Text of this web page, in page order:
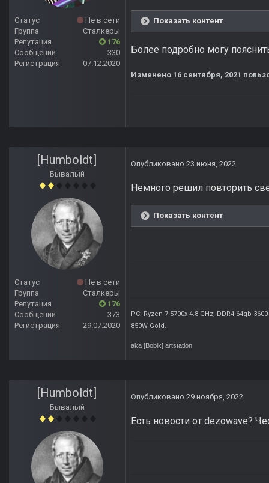
Статус
Не в сети
Группа
Сталкеры
Репутация
176
Сообщений
330
Регистрация
07.12.2020
Показать контент
Более подробно могу
Изменено 16 сентября, 2021
[Humboldt]
Бывалый
Статус
Не в сети
Группа
Сталкеры
Репутация
176
Сообщений
373
Регистрация
29.07.2020
Опубликовано 23 июня, 2022
Немного решил повторить
Показать контент
PC: Ryzen 7 5700x 4.8 GHz; DDR4 64gb
850W Gold .
aka [Bobik] artstation
[Humboldt]
Бывалый
Опубликовано 29 ноября, 2022
Есть новости от dezowave?